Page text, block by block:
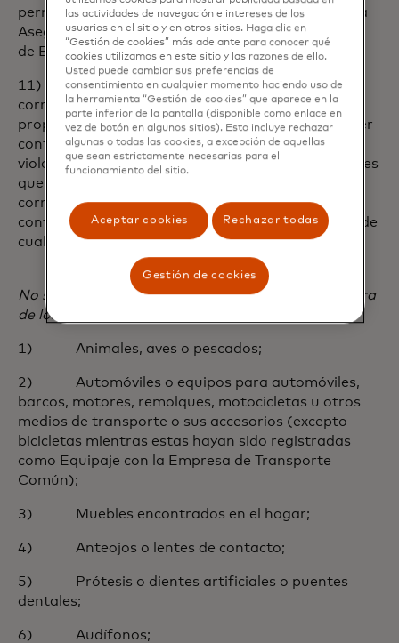
permanente en el País de Residencia de la Persona
Asegurada (No aplica para el beneficio de Pérdida
de Equipaje);
11) La Compañía y / o Reasegurador
correspondiente, no será responsable de
proporcionar cualquier cobertura o hacer cualquier
continuación de pago si el hacerlo implica estar en
violación de cualquier ley o reglamento de sanciones
que expondría a La Compañía y / o Reasegurador
correspondiente, su sociedad matriz o su entidad
controlante ulterior a cualquier sanción en virtud de
cualquier ley o reglamento de sanciones.
No se ofrece cobertura por la pérdida de cualquiera
de los siguientes elementos:
1) Animales, aves o pescados;
2) Automóviles o equipos para automóviles,
barcos, motores, remolques, motocicletas u otros
medios de transporte o sus accesorios (excepto
bicicletas mientras estas hayan sido registradas
como Equipaje con la Empresa de Transporte
Común);
3) Muebles encontrados en el hogar;
4) Anteojos o lentes de contacto;
5) Prótesis o dientes artificiales o puentes
dentales;
6) Audífonos;
las actividades de navegación e intereses de los
usuarios en el sitio y en otros sitios. Haga clic en
“Gestión de cookies” más adelante para conocer qué
cookies utilizamos en este sitio y las razones de ello.
Usted puede cambiar sus preferencias de
consentimiento en cualquier momento haciendo uso de
la herramienta “Gestión de cookies” que aparece en la
parte inferior de la pantalla (disponible como enlace en
vez de botón en algunos sitios). Esto incluye rechazar
algunas o todas las cookies, a excepción de aquellas
que sean estrictamente necesarias para el
funcionamiento del sitio.
Aceptar cookies Rechazar todas
Gestión de cookies